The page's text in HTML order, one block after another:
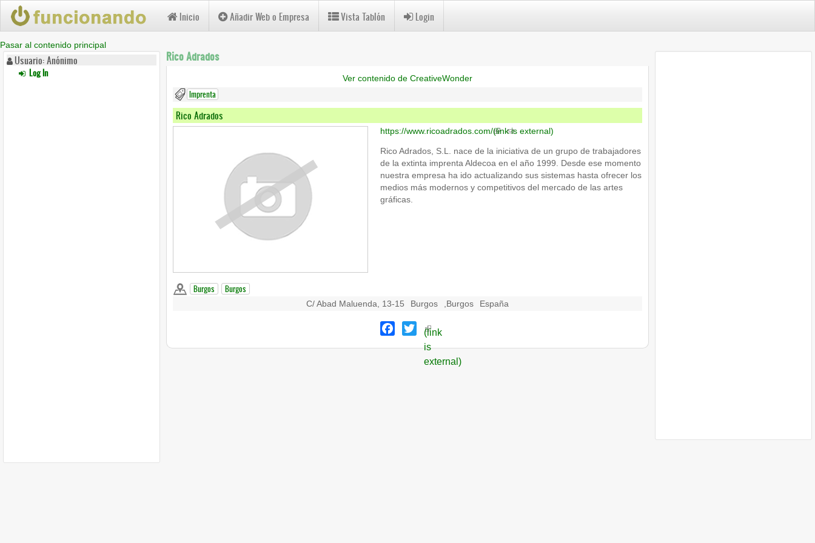
Pasar al contenido principal
Inicio Añadir Web o Empresa Vista Tablón Login
Usuario: Anónimo
Log In
Rico Adrados
Ver contenido de CreativeWonder
Imprenta
Rico Adrados
https://www.ricoadrados.com/(link is external)
Rico Adrados, S.L. nace de la iniciativa de un grupo de trabajadores
de la extinta imprenta Aldecoa en el año 1999. Desde ese momento
nuestra empresa ha ido actualizando sus sistemas hasta ofrecer los
medios más modernos y competitivos del mercado de las artes
gráficas.
Burgos Burgos
C/ Abad Maluenda, 13-15 Burgos Burgos España
Facebook
Twitter
(link
is
external)